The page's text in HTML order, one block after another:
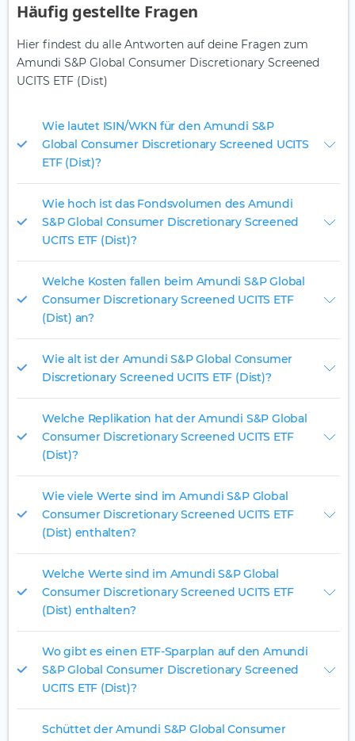
Häufig gestellte Fragen
Hier findest du alle Antworten auf deine Fragen zum
Amundi S&P Global Consumer Discretionary Screened
UCITS ETF (Dist)
Wie lautet ISIN/WKN für den Amundi S&P
Global Consumer Discretionary Screened UCITS
ETF (Dist)?
Wie hoch ist das Fondsvolumen des Amundi
S&P Global Consumer Discretionary Screened
UCITS ETF (Dist)?
Welche Kosten fallen beim Amundi S&P Global
Consumer Discretionary Screened UCITS ETF
(Dist) an?
Wie alt ist der Amundi S&P Global Consumer
Discretionary Screened UCITS ETF (Dist)?
Welche Replikation hat der Amundi S&P Global
Consumer Discretionary Screened UCITS ETF
(Dist)?
Wie viele Werte sind im Amundi S&P Global
Consumer Discretionary Screened UCITS ETF
(Dist) enthalten?
Welche Werte sind im Amundi S&P Global
Consumer Discretionary Screened UCITS ETF
(Dist) enthalten?
Wo gibt es einen ETF-Sparplan auf den Amundi
S&P Global Consumer Discretionary Screened
UCITS ETF (Dist)?
Schüttet der Amundi S&P Global Consumer